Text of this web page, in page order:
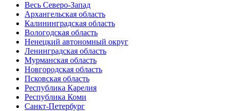
Весь Северо-Запад
Архангельская область
Калининградская область
Вологодская область
Ненецкий автономный округ
Ленинградская область
Мурманская область
Новгородская область
Псковская область
Республика Карелия
Республика Коми
Санкт-Петербург